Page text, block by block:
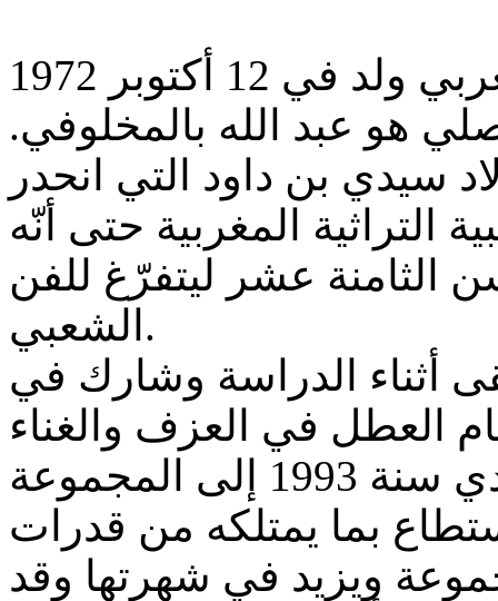
عبد الله الداودي فنان شعبي مغربي ولد في 12 أكتوبر 1972
هو عبد الله بالمخلوفي.
سيدي بن داود التي انحدر
التراثية المغربية حتى أنّه
عشر ليتفرّغ للفن
الشعبي.
أثناء الدراسة وشارك في
العطل في العزف والغناء
مع أصدقائه. انضم عبد الله الداودي سنة 1993 إلى المجموعة
بما يمتلكه من قدرات
ويزيد في شهرتها وقد